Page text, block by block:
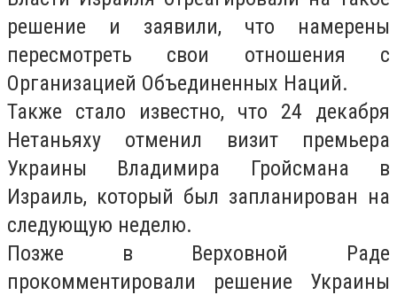
решение и заявили, что намерены
пересмотреть свои отношения с
Организацией Объединенных Наций.
Также стало известно, что 24 декабря
Нетаньяху отменил визит премьера
Украины Владимира Гройсмана в
Израиль, который был запланирован на
следующую неделю.
Позже в Верховной Раде
прокомментировали решение Украины